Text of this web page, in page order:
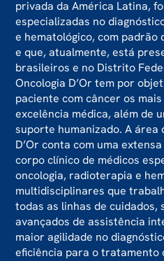
pacientes sejam
todo o tratamento.
privada da América Latina,
especializadas no
e hematológico, com
e que, atualmente, está
brasileiros e no Distrito
Oncologia D’Or tem por
paciente com câncer os
excelência médica, além de
suporte humanizado. A área
D’Or conta com uma
corpo clínico de médicos
oncologia, radioterapia e
multidisciplinares que
todas as linhas de cuidados,
avançados de assistência
maior agilidade no
eficiência para o tratamento